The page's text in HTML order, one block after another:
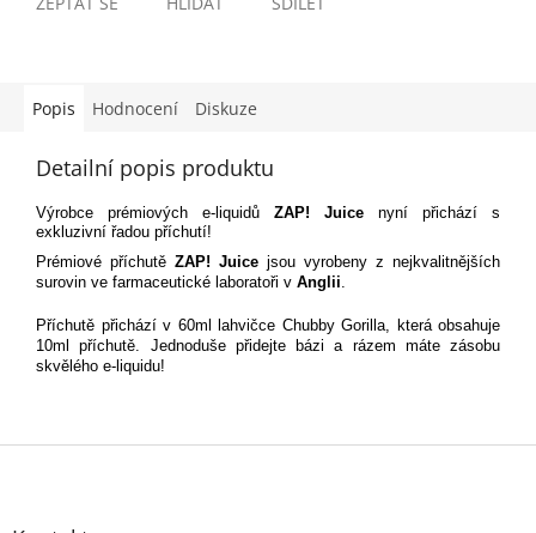
Popis Hodnocení Diskuze
Detailní popis produktu
Výrobce prémiových e-liquidů ZAP! Juice nyní přichází s
exkluzivní řadou příchutí!
Prémiové příchutě ZAP! Juice jsou vyrobeny z nejkvalitnějších
surovin ve farmaceutické laboratoři v Anglii
Příchutě přichází v 60ml lahvičce Chubby Gorilla, která obsahuje
10ml příchutě. Jednoduše přidejte bázi a rázem máte zásobu
skvělého e-liquidu!